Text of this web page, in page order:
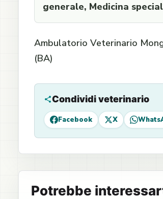
generale, Medicina
Ambulatorio Veterinario
(BA)
Condividi veterinario
Facebook X
Potrebbe